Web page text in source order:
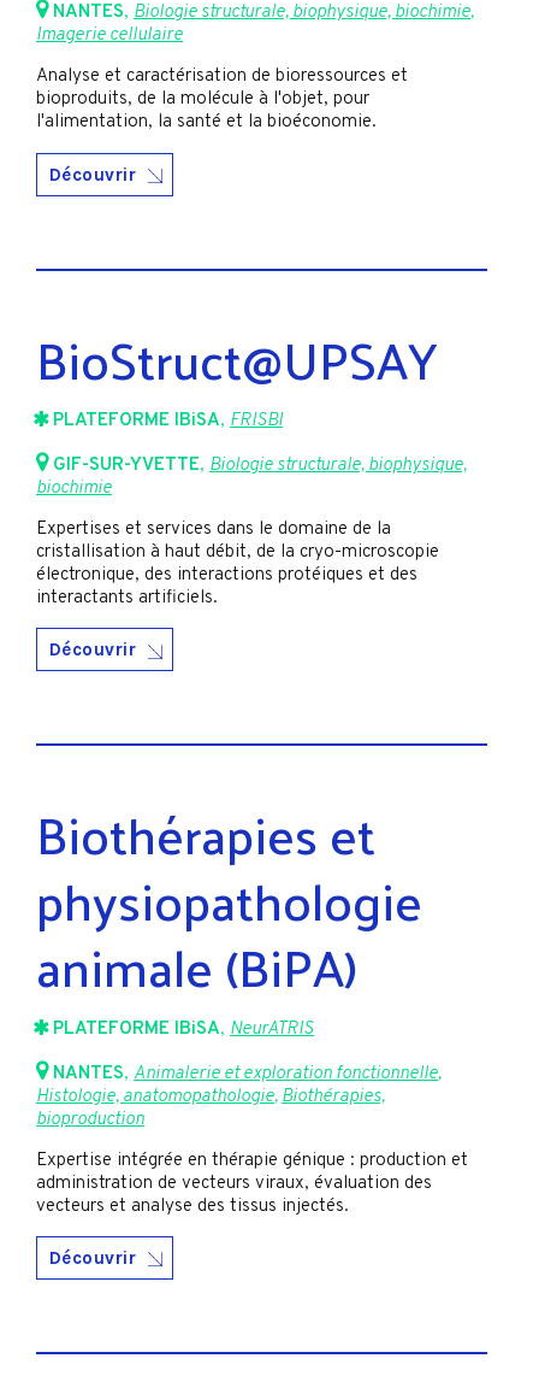
NANTES, Biologie structurale, biophysique, biochimie,
Imagerie cellulaire
Analyse et caractérisation de bioressources et
bioproduits, de la molécule à l'objet, pour
l'alimentation, la santé et la bioéconomie.
Découvrir
BioStruct@UPSAY
PLATEFORME IBiSA, FRISBI
GIF-SUR-YVETTE, Biologie structurale, biophysique,
biochimie
Expertises et services dans le domaine de la
cristallisation à haut débit, de la cryo-microscopie
électronique, des interactions protéiques et des
interactants artificiels.
Découvrir
Biothérapies et
physiopathologie
animale (BiPA)
PLATEFORME IBiSA, NeurATRIS
NANTES, Animalerie et exploration fonctionnelle,
Histologie, anatomopathologie, Biothérapies,
bioproduction
Expertise intégrée en thérapie génique : production et
administration de vecteurs viraux, évaluation des
vecteurs et analyse des tissus injectés.
Découvrir